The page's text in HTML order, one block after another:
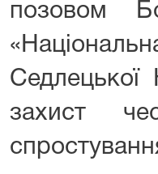
позовом
захист